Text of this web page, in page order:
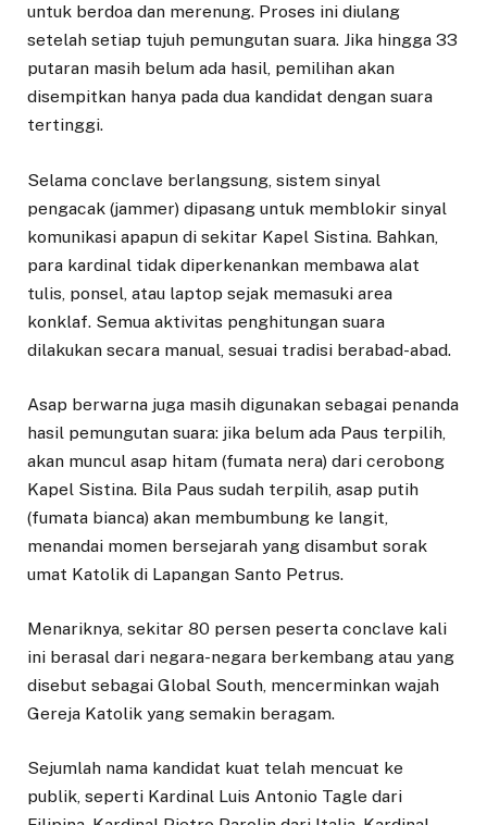
untuk berdoa dan merenung. Proses ini diulang
setelah setiap tujuh pemungutan suara. Jika hingga 33
putaran masih belum ada hasil, pemilihan akan
disempitkan hanya pada dua kandidat dengan suara
tertinggi.
Selama conclave berlangsung, sistem sinyal
pengacak (jammer) dipasang untuk memblokir sinyal
komunikasi apapun di sekitar Kapel Sistina. Bahkan,
para kardinal tidak diperkenankan membawa alat
tulis, ponsel, atau laptop sejak memasuki area
konklaf. Semua aktivitas penghitungan suara
dilakukan secara manual, sesuai tradisi berabad-abad.
Asap berwarna juga masih digunakan sebagai penanda
hasil pemungutan suara: jika belum ada Paus terpilih,
akan muncul asap hitam (fumata nera) dari cerobong
Kapel Sistina. Bila Paus sudah terpilih, asap putih
(fumata bianca) akan membumbung ke langit,
menandai momen bersejarah yang disambut sorak
umat Katolik di Lapangan Santo Petrus.
Menariknya, sekitar 80 persen peserta conclave kali
ini berasal dari negara-negara berkembang atau yang
disebut sebagai Global South, mencerminkan wajah
Gereja Katolik yang semakin beragam.
Sejumlah nama kandidat kuat telah mencuat ke
publik, seperti Kardinal Luis Antonio Tagle dari